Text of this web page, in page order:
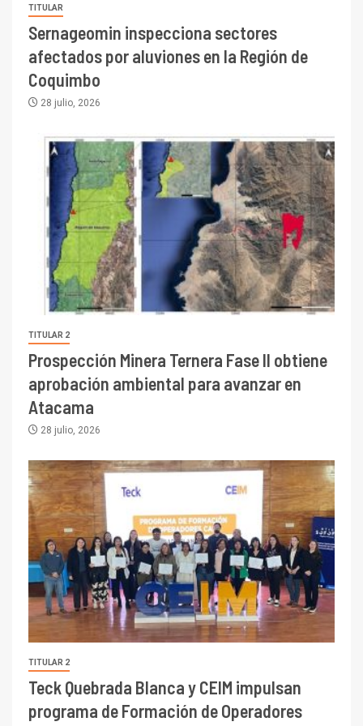
TITULAR
Sernageomin inspecciona sectores
afectados por aluviones en la Región de
Coquimbo
28 julio, 2026
TITULAR 2
Prospección Minera Ternera Fase II obtiene
aprobación ambiental para avanzar en
Atacama
28 julio, 2026
TITULAR 2
Teck Quebrada Blanca y CEIM impulsan
programa de Formación de Operadores